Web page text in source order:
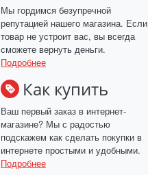
Мы гордимся безупречной
репутацией нашего магазина. Если
товар не устроит вас, вы всегда
сможете вернуть деньги.
Подробнее
Как купить
Ваш первый заказ в интернет-
магазине? Мы с радостью
подскажем как сделать покупки в
интернете простыми и удобными.
Подробнее